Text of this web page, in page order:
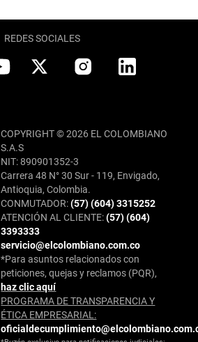
REDES SOCIALES
COPYRIGHT © 2026 EL COLOMBIANO
S.A.S
NIT: 890901352-3
Carrera 48 N° 30 Sur - 119, Envigado,
Antioquia, Colombia.
CONMUTADOR:(57) (604) 3315252
ATENCIÓN AL CLIENTE:(57) (604)
3393333
servicio@elcolombiano.com.co
*Para asuntos relacionados con
peticiones, quejas y reclamos (PQR),
haz clic aquí
PROGRAMA DE TRANSPARENCIA Y
ÉTICA EMPRESARIAL: